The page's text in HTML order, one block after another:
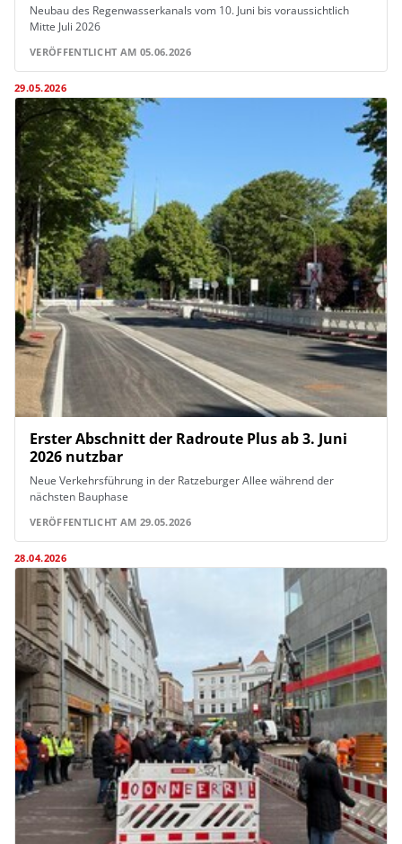
Neubau des Regenwasserkanals vom 10. Juni bis voraussichtlich
Mitte Juli 2026
VERÖFFENTLICHT AM 05.06.2026
29.05.2026
Erster Abschnitt der Radroute Plus ab 3. Juni
2026 nutzbar
Neue Verkehrsführung in der Ratzeburger Allee während der
nächsten Bauphase
VERÖFFENTLICHT AM 29.05.2026
28.04.2026